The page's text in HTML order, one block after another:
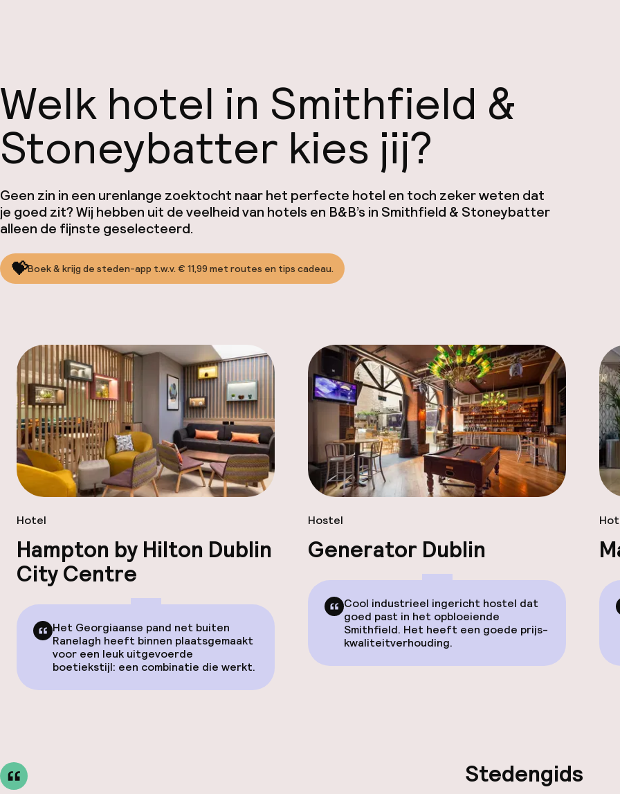
Welk hotel in Smithfield &
Stoneybatter kies jij?
Geen zin in een urenlange zoektocht naar het perfecte hotel en toch zeker weten dat
je goed zit? Wij hebben uit de veelheid van hotels en B&B’s in Smithfield & Stoneybatter
alleen de fijnste geselecteerd.
💝Boek & krijg de steden-app t.w.v. € 11,99 met routes en tips cadeau.
Hotel
Hampton by Hilton Dublin
City Centre
Het Georgiaanse pand net buiten
Ranelagh heeft binnen plaatsgemaakt
voor een leuk uitgevoerde
boetiekstijl: een combinatie die werkt.
Hostel
Generator Dublin
Cool industrieel ingericht hostel dat
goed past in het opbloeiende
Smithfield. Het heeft een goede prijs-
kwaliteitverhouding.
Stedengids